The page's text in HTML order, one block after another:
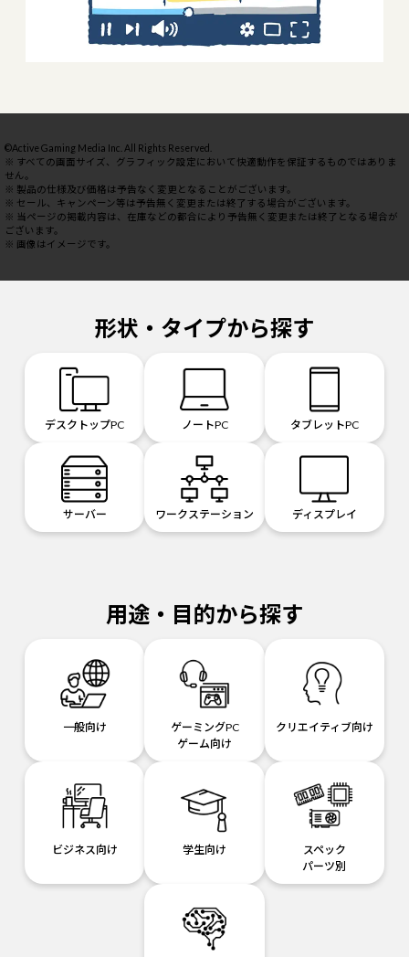
©Active Gaming Media Inc. All Rights Reserved.
※ すべての画面サイズ、グラフィック設定において快適動作を保証するものではありま
せん。
※ 製品の仕様及び価格は予告なく変更となることがございます。
※ セール、キャンペーン等は予告無く変更または終了する場合がございます。
※ 当ページの掲載内容は、在庫などの都合により予告無く変更または終了となる場合が
ございます。
※ 画像はイメージです。
形状・タイプから探す
デスクトップPC ノートPC タブレットPC
サーバー ワークステーション ディスプレイ
用途・目的から探す
一般向け
ゲーミングPC
ゲーム向け
クリエイティブ向け
ビジネス向け 学生向け
スペック
パーツ別